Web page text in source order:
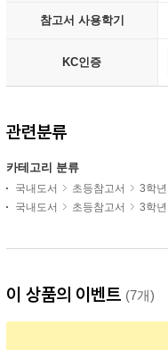
참고서 사용학기
KC인증
관련분류
카테고리 분류
국내도서 초등참고서 3학년
국내도서
초등참고서 3학년
이 상품의 이벤트 (7개)